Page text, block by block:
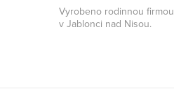
Vyrobeno rodinnou firmou
v Jablonci nad Nisou.